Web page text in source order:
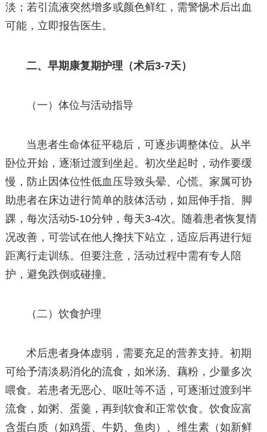
淡；若引流液突然增多或颜色鲜红，需警惕术后出血
可能，立即报告医生。
二、早期康复期护理（术后3-7天）
（一）体位与活动指导
当患者生命体征平稳后，可逐步调整体位。从半
卧位开始，逐渐过渡到坐起。初次坐起时，动作要缓
慢，防止因体位性低血压导致头晕、心慌。家属可协
助患者在床边进行简单的肢体活动，如屈伸手指、脚
踝，每次活动5-10分钟，每天3-4次。随着患者恢复情
况改善，可尝试在他人搀扶下站立，适应后再进行短
距离行走训练。但要注意，活动过程中需有专人陪
护，避免跌倒或碰撞。
（二）饮食护理
术后患者身体虚弱，需要充足的营养支持。初期
可给予清淡易消化的流食，如米汤、藕粉，少量多次
喂食。若患者无恶心、呕吐等不适，可逐渐过渡到半
流食，如粥、蛋羹，再到软食和正常饮食。饮食应富
含蛋白质（如鸡蛋、牛奶、鱼肉）、维生素（如新鲜